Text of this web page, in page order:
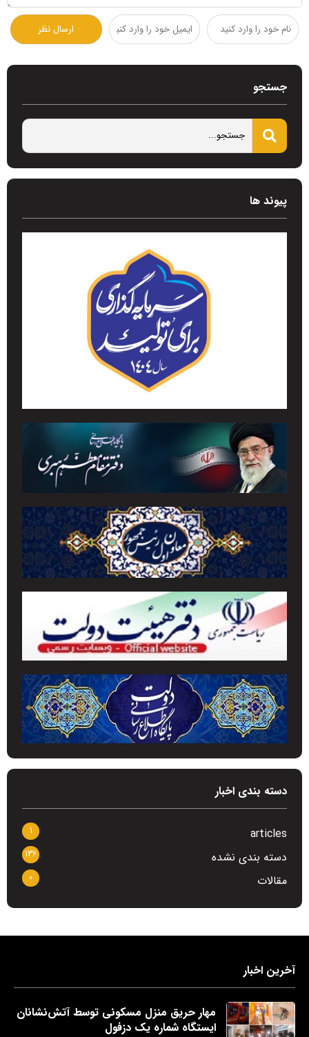
جستجو
پیوند ها
دسته بندی اخبار
articles
1
دسته بندی نشده 136
مقالات 0
آخرین اخبار
مهار حریق منزل مسکونی توسط آتش‌نشانان
ایستگاه شماره یک دزفول